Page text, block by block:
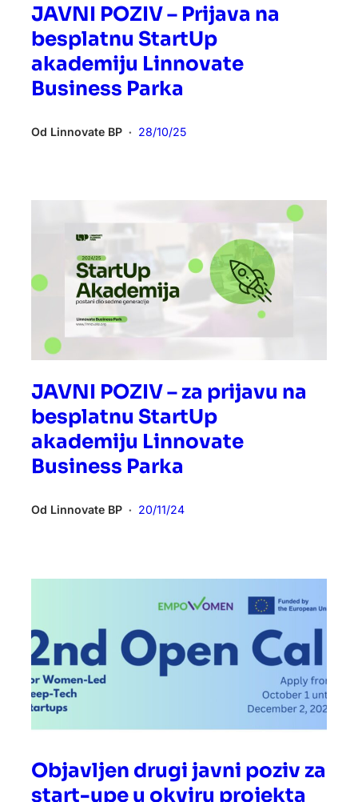
JAVNI POZIV – Prijava na
besplatnu StartUp
akademiju Linnovate
Business Parka
Od Linnovate BP • 28/10/25
JAVNI POZIV – za prijavu na
besplatnu StartUp
akademiju Linnovate
Business Parka
Od Linnovate BP • 20/11/24
Objavljen drugi javni poziv za
start-upe u okviru projekta